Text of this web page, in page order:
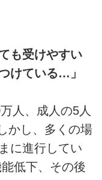
も受けやすい
けている…」
人、成人の5人
かし、多くの場
に進行してい
低下、その後